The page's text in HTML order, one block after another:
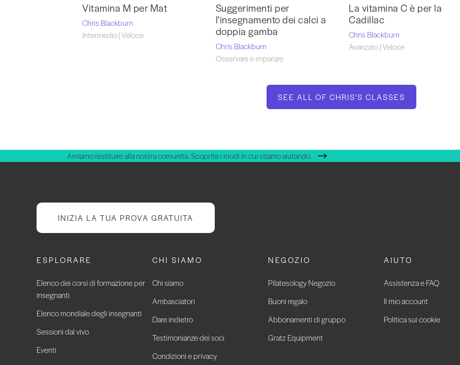
Vitamina M per Mat
Chris Blackburn
Intermedio | Veloce
Suggerimenti per
l'insegnamento dei calci a
doppia gamba
Chris Blackburn
Osservare e imparare
La vitamina C è per la
Cadillac
Chris Blackburn
Avanzato | Veloce
SEE ALL OF CHRIS'S CLASSES
Amiamo restituire alla nostra comunità. Scoprite i modi in cui stiamo aiutando.
INIZIA LA TUA PROVA GRATUITA
ESPLORARE
Elenco dei corsi di formazione per
insegnanti
Elenco mondiale degli insegnanti
Sessioni dal vivo
Eventi
CHI SIAMO
Chi siamo
Ambasciatori
Dare indietro
Testimonianze dei soci
Condizioni e privacy
NEGOZIO
Pilatesology Negozio
Buoni regalo
Abbonamenti di gruppo
Gratz Equipment
AIUTO
Assistenza e FAQ
Il mio account
Politica sui cookie